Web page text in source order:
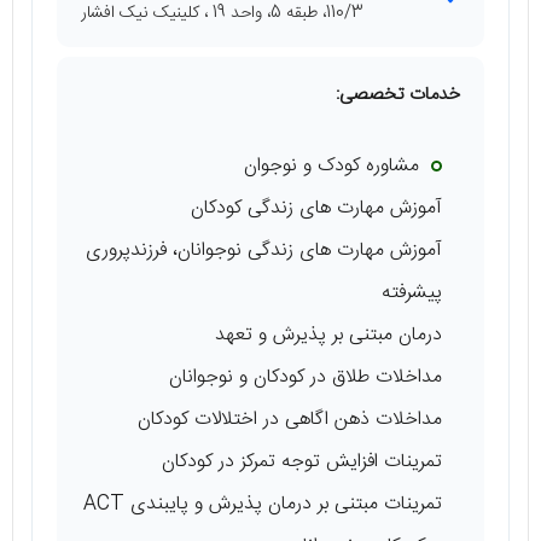
110/3، طبقه 5، واحد 19 ، کلینیک نیک افشار
خدمات تخصصی:
مشاوره کودک و نوجوان
آموزش مهارت های زندگی کودکان
آموزش مهارت های زندگی نوجوانان، فرزندپروری
پیشرفته
درمان مبتنی بر پذیرش و تعهد
مداخلات طلاق در کودکان و نوجوانان
مداخلات ذهن اگاهی در اختلالات کودکان
تمرینات افزایش توجه تمرکز در کودکان
تمرینات مبتنی بر درمان پذیرش و پایبندی ACT